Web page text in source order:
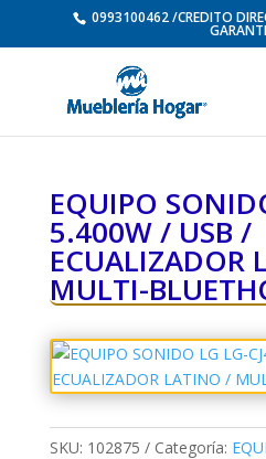
0993100462 /CREDITO
EQUIPO
5.400W / USB /
ECUALIZADOR
MULTI-
SKU: 102875 Categoría: